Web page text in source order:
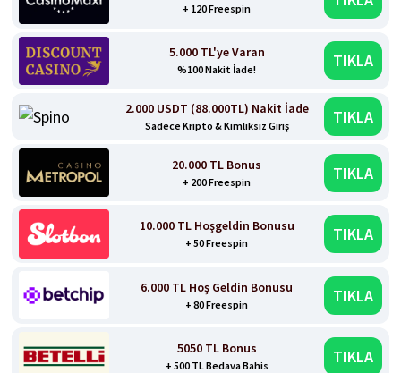
+ 120 Freespin
5.000 TL'ye Varan
%100 Nakit İade! TIKLA
2.000 USDT (88.000TL) Nakit İade
Sadece Kripto & Kimliksiz Giriş TIKLA
20.000 TL Bonus
+ 200 Freespin TIKLA
10.000 TL Hoşgeldin Bonusu
+ 50 Freespin TIKLA
6.000 TL Hoş Geldin Bonusu
+ 80 Freespin TIKLA
5050 TL Bonus
+ 500 TL Bedava Bahis TIKLA